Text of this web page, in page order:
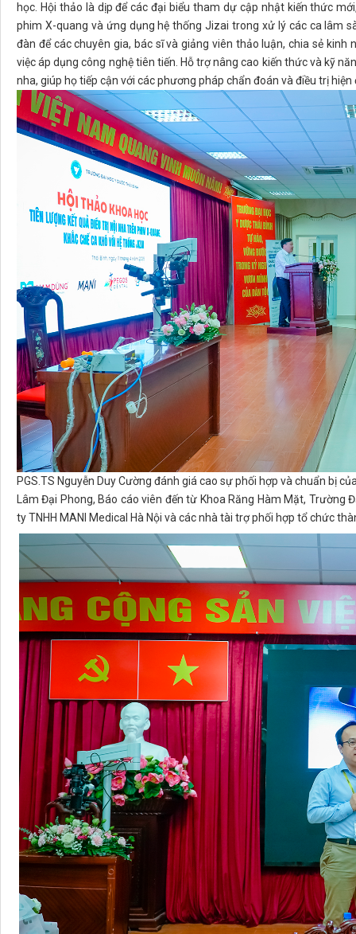
học. Hội thảo là dịp để các đại biểu tham dự cập nhật kiến thức
phim X-quang và ứng dụng hệ thống Jizai trong xử lý các ca lâm
đàn để các chuyên gia, bác sĩ và giảng viên thảo luận, chia sẻ
việc áp dụng công nghệ tiên tiến. Hỗ trợ nâng cao kiến thức và kỹ
nha, giúp họ tiếp cận với các phương pháp chẩn đoán và điều trị hiện
PGS.TS Nguyễn Duy Cường đánh giá cao sự phối hợp và chuẩn bị
Lâm Đại Phong, Báo cáo viên đến từ Khoa Răng Hàm Mặt, Trường
ty TNHH MANI Medical Hà Nội và các nhà tài trợ phối hợp tổ chức